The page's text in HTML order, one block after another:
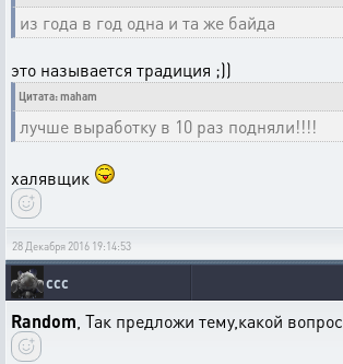
из года в год одна и та же байда
это называется традиция ;))
Цитата: maham
лучше выработку в 10 раз подняли!!!!
халявщик
28 Декабря 2016 19:14:53
ссс
Random , Так предложи тему,какой вопрос